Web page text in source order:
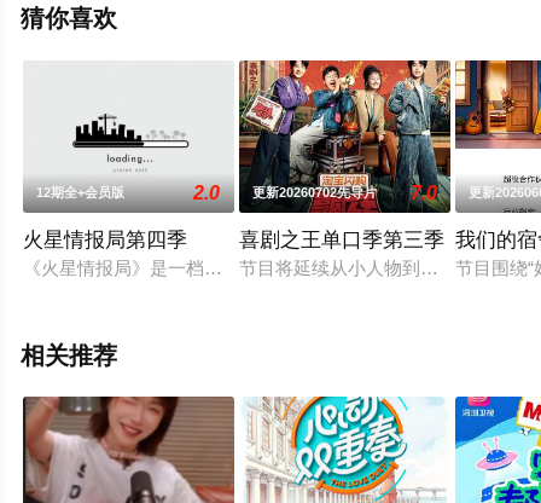
艺、电视猫或剧情网等平台了解。
猜你喜欢
12期全+会员版 2.0
火星情报局第四季
《火星情报局》是一档轻情境科幻综艺脱口秀，用综艺手法，
更新20260702先导片 7.0
喜剧之王单口季第三季
节目将延续从小人物到喜剧之王的故
更新
我们的
节目围绕
相关推荐